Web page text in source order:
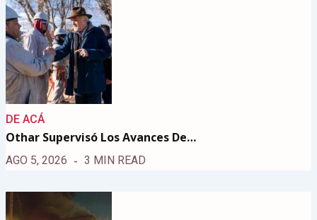
DE ACÁ
Othar Supervisó Los Avances De…
AGO 5, 2026 3 MIN READ